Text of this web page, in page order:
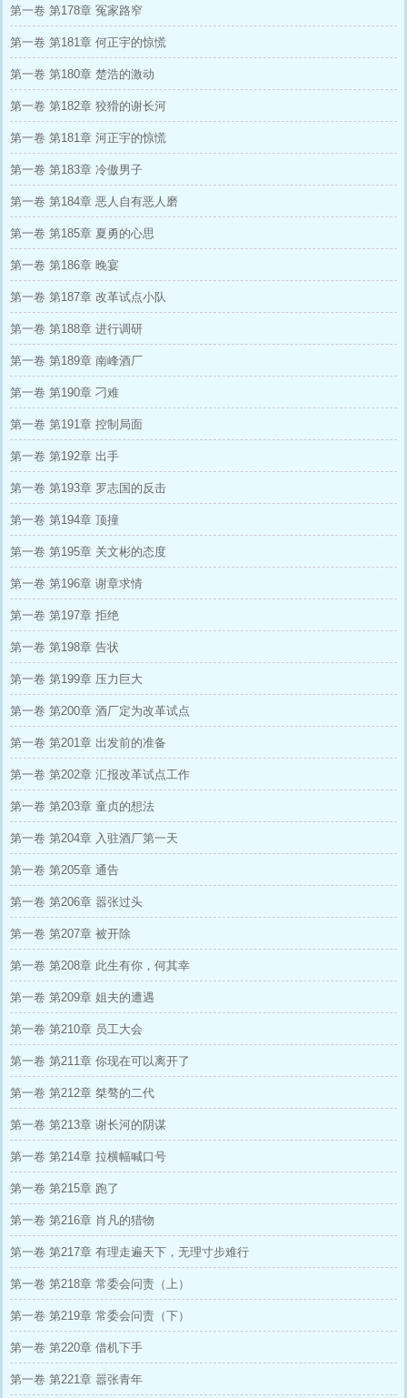
第一卷 第178章 冤家路窄
第一卷 第181章 何正宇的惊慌
第一卷 第180章 楚浩的激动
第一卷 第182章 狡猾的谢长河
第一卷 第181章 河正宇的惊慌
第一卷 第183章 冷傲男子
第一卷 第184章 恶人自有恶人磨
第一卷 第185章 夏勇的心思
第一卷 第186章 晚宴
第一卷 第187章 改革试点小队
第一卷 第188章 进行调研
第一卷 第189章 南峰酒厂
第一卷 第190章 刁难
第一卷 第191章 控制局面
第一卷 第192章 出手
第一卷 第193章 罗志国的反击
第一卷 第194章 顶撞
第一卷 第195章 关文彬的态度
第一卷 第196章 谢章求情
第一卷 第197章 拒绝
第一卷 第198章 告状
第一卷 第199章 压力巨大
第一卷 第200章 酒厂定为改革试点
第一卷 第201章 出发前的准备
第一卷 第202章 汇报改革试点工作
第一卷 第203章 童贞的想法
第一卷 第204章 入驻酒厂第一天
第一卷 第205章 通告
第一卷 第206章 嚣张过头
第一卷 第207章 被开除
第一卷 第208章 此生有你，何其幸
第一卷 第209章 姐夫的遭遇
第一卷 第210章 员工大会
第一卷 第211章 你现在可以离开了
第一卷 第212章 桀骜的二代
第一卷 第213章 谢长河的阴谋
第一卷 第214章 拉横幅喊口号
第一卷 第215章 跑了
第一卷 第216章 肖凡的猎物
第一卷 第217章 有理走遍天下，无理寸步难行
第一卷 第218章 常委会问责（上）
第一卷 第219章 常委会问责（下）
第一卷 第220章 借机下手
第一卷 第221章 嚣张青年